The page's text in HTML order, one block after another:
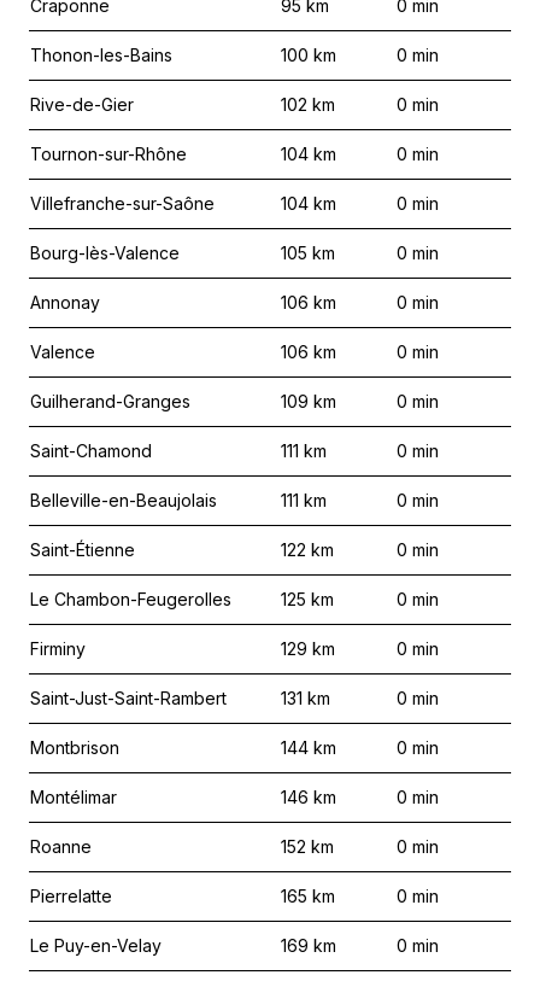
Craponne 95 km 0 min
Thonon-les-Bains 100 km 0 min
Rive-de-Gier 102 km 0 min
Tournon-sur-Rhône 104 km 0 min
Villefranche-sur-Saône 104 km 0 min
Bourg-lès-Valence 105 km 0 min
Annonay 106 km 0 min
Valence 106 km 0 min
Guilherand-Granges 109 km 0 min
Saint-Chamond 111 km 0 min
Belleville-en-Beaujolais 111 km 0 min
Saint-Étienne 122 km 0 min
Le Chambon-Feugerolles 125 km 0 min
Firminy 129 km 0 min
Saint-Just-Saint-Rambert 131 km 0 min
Montbrison 144 km 0 min
Montélimar 146 km 0 min
Roanne 152 km 0 min
Pierrelatte 165 km 0 min
Le Puy-en-Velay 169 km 0 min